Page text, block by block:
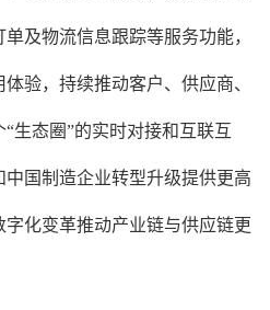
及物流信息跟踪等服务功能，
验，持续推动客户、供应商、
生态圈”的实时对接和互联互
国制造企业转型升级提供更高
化变革推动产业链与供应链更